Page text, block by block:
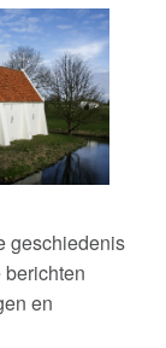
geschiedenis
en